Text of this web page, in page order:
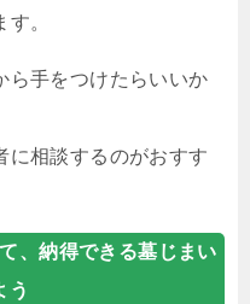
。
ら手をつけたらいいか
に相談するのがおすす
、納得できる墓じまい
う